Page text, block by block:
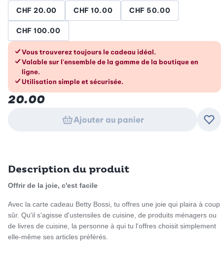
CHF 20.00 CHF 10.00 CHF 50.00
CHF 100.00
Les avantages en un coup d’œil
Vous trouverez toujours le cadeau idéal.
Valable sur l'ensemble de la gamme de la boutique en
ligne.
Utilisation simple et sécurisée.
20.00
Ajouter au panier
Description du produit
Offrir de la joie, c'est facile
Avec la carte cadeau Betty Bossi, tu offres une joie qui plaira à coup
sûr. Qu'il s'agisse d'ustensiles de cuisine, de produits ménagers ou
de livres de cuisine, la personne à qui tu l'offres choisit simplement
elle-même ses articles préférés.